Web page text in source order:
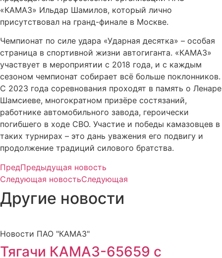
«КАМАЗ» Ильдар Шамилов, который лично
присутствовал на гранд-финале в Москве.
Чемпионат по силе удара «Ударная десятка» – особая
страница в спортивной жизни автогиганта. «КАМАЗ»
участвует в мероприятии с 2018 года, и с каждым
сезоном чемпионат собирает всё больше поклонников.
С 2023 года соревнования проходят в память о Ленаре
Шамсиеве, многократном призёре состязаний,
работнике автомобильного завода, героически
погибшего в ходе СВО. Участие и победы камазовцев в
таких турнирах – это дань уважения его подвигу и
продолжение традиций силового братства.
ПредПредыдущая новость
Следующая новостьСледующая
Другие новости
Новости ПАО "КАМАЗ"
Тягачи КАМАЗ-65659 с